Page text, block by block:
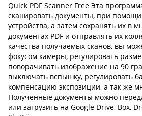
Quick PDF Scanner Free Эта
сканировать документы, при
устройства, а затем сохранять их в
документах PDF и отправлять их
качества получаемых сканов, вы
фокусом камеры, регулировать
поворачивать изображение на 90
выключать вспышку, регулировать
компенсацию экспозиции, а так же
Полученные документы можно
или загрузить на Google Drive, Box,